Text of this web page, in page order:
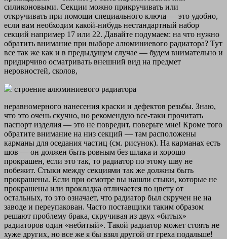
силиконовыми. Секции можно прикручивать или
откручивать при помощи специального ключа — это удобно,
если вам необходим какой-нибудь нестандартный набор
секций например 17 или 22. Давайте подумаем: на что нужно
обратить внимание при выборе алюминиевого радиатора? Тут
все так же как и в предыдущем случае — будем внимательно и
придирчиво осматривать внешний вид на предмет
неровностей, сколов,
строение алюминиевого радиатора
неравномерного нанесения краски и дефектов резьбы. Знаю,
что это очень скучно, но рекомендую все-таки прочитать
паспорт изделия — это не повредит, поверьте мне! Кроме того
обратите внимание на низ секций — там расположены
карманы для оседания частиц (см. рисунок). На карманах есть
шов — он должен быть ровным без шлака и хорошо
прокрашен, если это так, то радиатор по этому шву не
побежит. Стыки между секциями так же должны быть
прокрашены. Если при осмотре вы нашли стыки, которые не
прокрашены или прокладка отличается по цвету от
остальных, то это означает, что радиатор был скручен не на
заводе и переупакован. Часто поставщики таким образом
решают проблему брака, скручивая из двух «битых»
радиаторов один «небитый». Такой радиатор может стоять не
хуже других, но все же я бы взял другой от греха подальше!